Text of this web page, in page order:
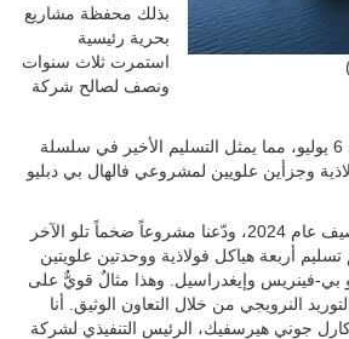
بذلك محفظة مشاريع
بحرية رئيسية
استمرت ثلاث سنوات
ونصف لصالح شركة
تم إبحار الجزء العلوي في 6 يوليو، مما يمثل التسليم الأخير في سلسلة
وجزأين علويين لمشروعي فالهال بي دبليو
"إنه لأمرٌ رائعٌ حقاً. فمنذ صيف عام 2024، ودّعنا مشروعاً ضخماً تلو الآخر
أربعة هياكل فولاذية ووحدتين علويتين
بي-فينريس وإيغدراسيل. وهذا مثالٌ قويٌّ على
النرويجي من خلال التعاون الوثيق. أنا
جوني هيرسفيك، الرئيس التنفيذي لشركة